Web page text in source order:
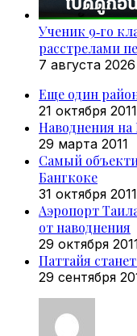
Ученик 9‑го
расстрелами
7 августа 2026
Еще один
21 октября 2011
Наводнения
29 марта 2011
Самый
Бангкоке
31 октября 2011
Аэропорт
от наводнения
29 октября
Паттайя
29 сентября